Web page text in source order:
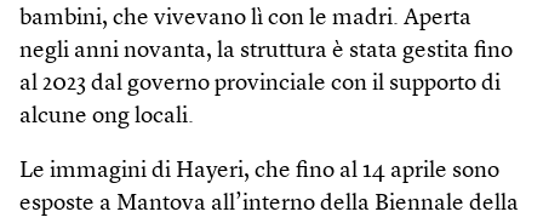
bambini, che vivevano lì con le madri. Aperta
negli anni novanta, la struttura è stata gestita fino
al 2023 dal governo provinciale con il supporto di
alcune ong locali.
Le immagini di Hayeri, che fino al 14 aprile sono
esposte a Mantova all’interno della Biennale della